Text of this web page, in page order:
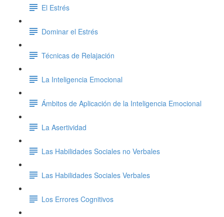
El Estrés
Dominar el Estrés
Técnicas de Relajación
La Inteligencia Emocional
Ámbitos de Aplicación de la Inteligencia Emocional
La Asertividad
Las Habilidades Sociales no Verbales
Las Habilidades Sociales Verbales
Los Errores Cognitivos